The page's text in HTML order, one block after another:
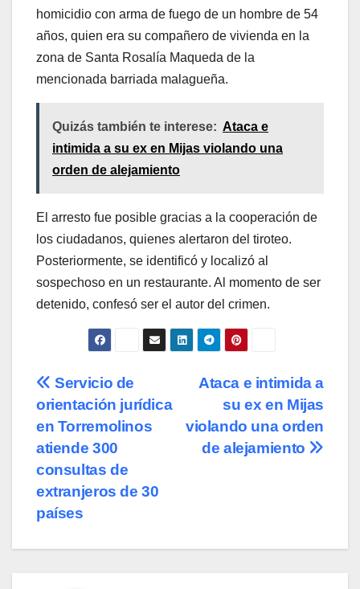
homicidio con arma de fuego de un hombre de 54
años, quien era su compañero de vivienda en la
zona de Santa Rosalía Maqueda de la
mencionada barriada malagueña.
Quizás también te interese: Ataca e
intimida a su ex en Mijas violando una
orden de alejamiento
El arresto fue posible gracias a la cooperación de
los ciudadanos, quienes alertaron del tiroteo.
Posteriormente, se identificó y localizó al
sospechoso en un restaurante. Al momento de ser
detenido, confesó ser el autor del crimen.
Navegación
de
entradas
Ataca e intimida a
su ex en Mijas
violando una orden
de alejamiento
Servicio de
orientación jurídica
en Torremolinos
atiende 300
consultas de
extranjeros de 30
países